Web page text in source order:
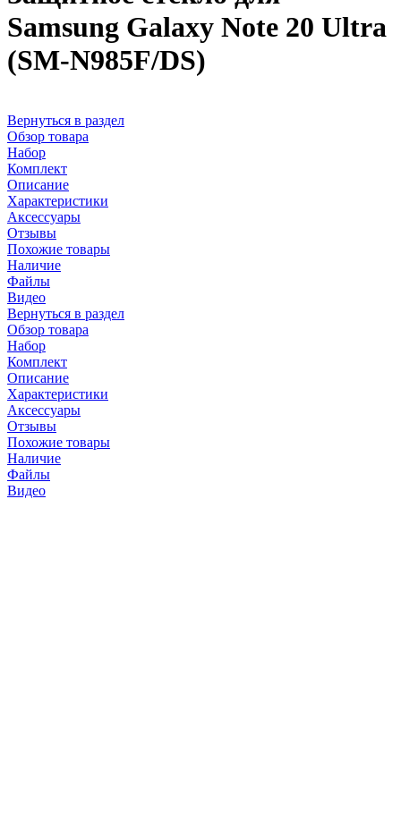
Samsung Galaxy Note 20 Ultra
(SM-N985F/DS)
Вернуться в раздел
Обзор товара
Набор
Комплект
Описание
Характеристики
Аксессуары
Отзывы
Похожие товары
Наличие
Файлы
Видео
Вернуться в раздел
Обзор товара
Набор
Комплект
Описание
Характеристики
Аксессуары
Отзывы
Похожие товары
Наличие
Файлы
Видео